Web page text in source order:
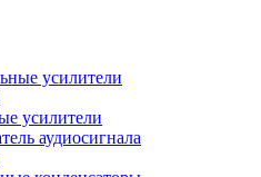
усилители
усилители
аудиосигнала